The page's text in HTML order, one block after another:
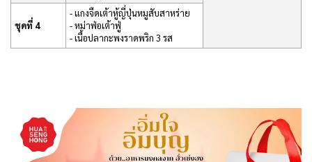
ชุดที่ 4
- แกงจืดเต้าหู้ญี่ปุ่นหมูสับสาหร่าย
- หม่าฟ่อเต้าฟู่
- เนื้อปลากะพงราดพริก 3 รส